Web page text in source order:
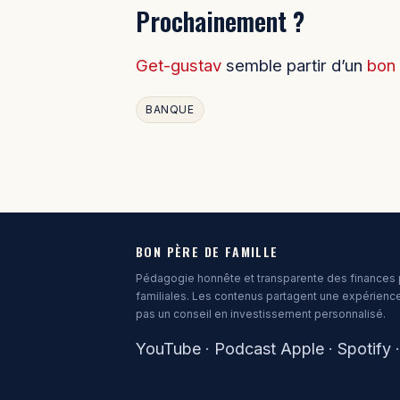
Prochainement ?
Get-gustav semble partir d’un
BANQUE
BON PÈRE DE FAMILLE
Pédagogie honnête et transparente des
familiales. Les contenus partagent une
pas un conseil en investissement personnalisé.
YouTube · Podcast Apple · Spotify